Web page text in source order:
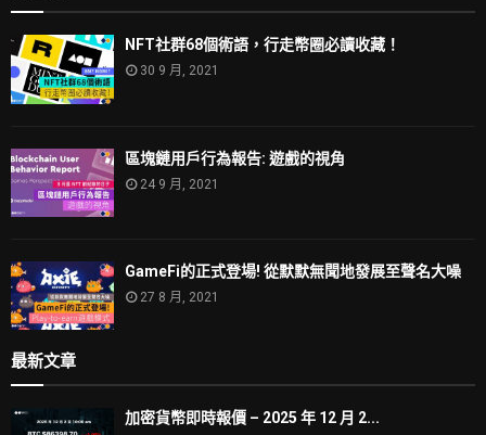
NFT社群68個術語，行走幣圈必讀收藏！
30 9 月, 2021
區塊鏈用戶行為報告: 遊戲的視角
24 9 月, 2021
GameFi的正式登場! 從默默無聞地發展至聲名大噪
27 8 月, 2021
最新文章
加密貨幣即時報價 – 2025 年 12 月 2...